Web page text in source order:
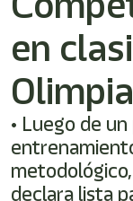
en
• Luego de
declara lista